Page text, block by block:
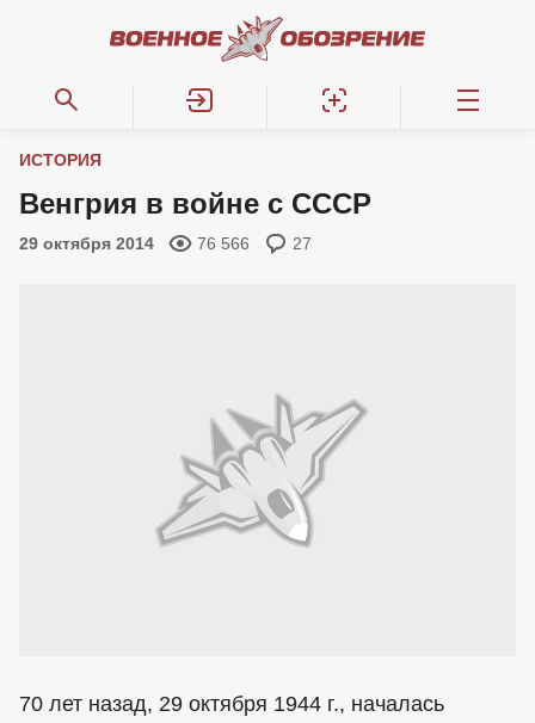
ИСТОРИЯ
Венгрия в войне с СССР
29 октября 2014 76 566 27
70 лет назад, 29 октября 1944 г., началась